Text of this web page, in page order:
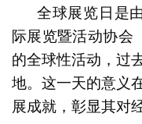
全球展览日是
际展览暨活动协会
的全球性活动，过
地。这一天的意义
展成就，彰显其对